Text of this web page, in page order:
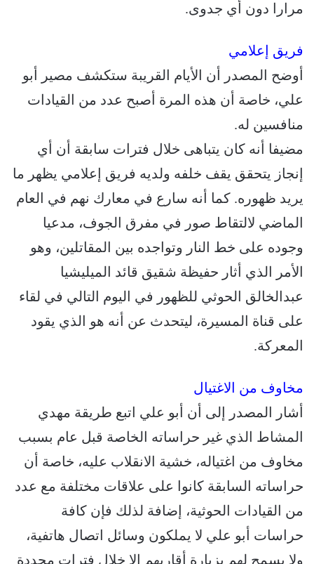
مرارا دون أي جدوى.
فريق إعلامي
أوضح المصدر أن الأيام القريبة ستكشف مصير أبو
علي، خاصة أن هذه المرة أصبح عدد من القيادات
منافسين له.
مضيفا أنه كان يتباهى خلال فترات سابقة أن أي
إنجاز يتحقق يقف خلفه ولديه فريق إعلامي يظهر ما
يريد ظهوره. كما أنه سارع في معارك نهم في العام
الماضي لالتقاط صور في مفرق الجوف، مدعيا
وجوده على خط النار وتواجده بين المقاتلين، وهو
الأمر الذي أثار حفيظة شقيق قائد الميليشيا
عبدالخالق الحوثي للظهور في اليوم التالي في لقاء
على قناة المسيرة، ليتحدث عن أنه هو الذي يقود
المعركة.
مخاوف من الاغتيال
أشار المصدر إلى أن أبو علي اتبع طريقة مهدي
المشاط الذي غير حراساته الخاصة قبل عام بسبب
مخاوف من اغتياله، خشية الانقلاب عليه، خاصة أن
حراساته السابقة كانوا على علاقات مختلفة مع عدد
من القيادات الحوثية، إضافة لذلك فإن كافة
حراسات أبو علي لا يملكون وسائل اتصال هاتفية،
ولا يسمح لهم بزيارة أقاربهم إلا خلال فترات محددة